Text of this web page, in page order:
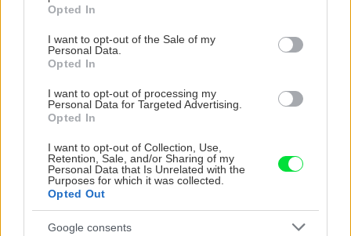
use your data for below specified purposes in below Google
consent section.
Opted In
I want to opt-out of the Sale of my
Personal Data.
Opted In
I want to opt-out of processing my
Personal Data for Targeted Advertising.
Opted In
I want to opt-out of Collection, Use,
Retention, Sale, and/or Sharing of my
Personal Data that Is Unrelated with the
Purposes for which it was collected.
Opted Out
Google consents
výbere stavebného materiálu jasno
Čo robiť, ak paradajky dozrievajú pomaly? Trik
s odlisťovaním funguje aj cez leto, ale pozor na
chyby
Nekupujte drahé lapače: Vyrobte si za 5 minút
domácu pascu na osy a sršne, ktorá ich
nepustí von
Chcete dominantu interiéru, ktorá pritiahne
pohľady? Vyrobte si takéto masívne orechové
svietidlo